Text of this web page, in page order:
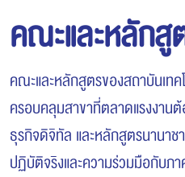
คณะและหลักสู
คณะและหลักสูตรของสถาบันเท
ครอบคลุมสาขาที่ตลาดแรงงาน
ธุรกิจดิจิทัล และหลักสูตรนานาช
ปฏิบัติจริงและความร่วมมือกับภ